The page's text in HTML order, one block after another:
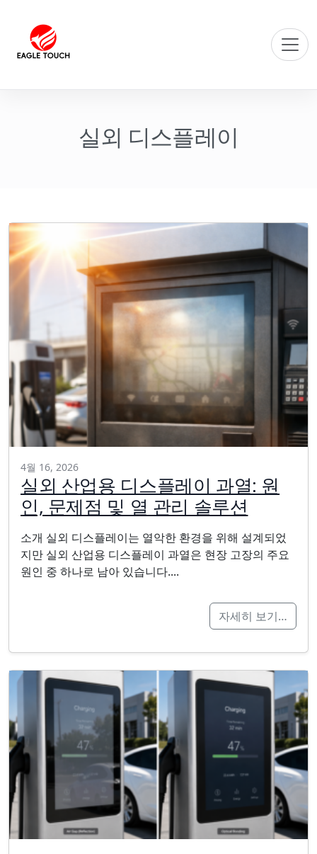
실외 디스플레이
4월 16, 2026
실외 산업용 디스플레이 과열: 원
인, 문제점 및 열 관리 솔루션
소개 실외 디스플레이는 열악한 환경을 위해 설계되었
지만 실외 산업용 디스플레이 과열은 현장 고장의 주요
원인 중 하나로 남아 있습니다....
자세히 보기…